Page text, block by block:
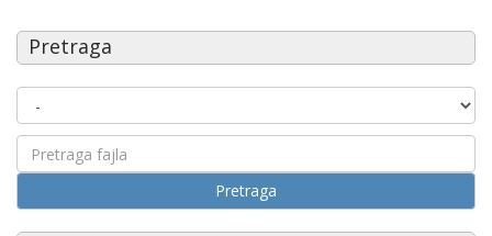
Pretraga
Pretraga